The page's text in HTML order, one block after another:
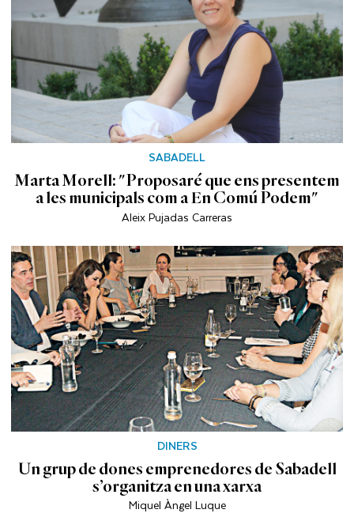
SABADELL
Marta Morell: "Proposaré que ens presentem
a les municipals com a En Comú Podem"
Aleix Pujadas Carreras
DINERS
Un grup de dones emprenedores de Sabadell
s’organitza en una xarxa
Miquel Àngel Luque